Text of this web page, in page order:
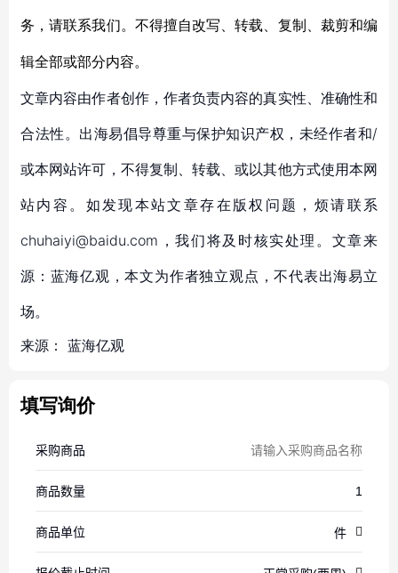
务，请联系我们。不得擅自改写、转载、复制、裁剪和编
辑全部或部分内容。
文章内容由作者创作，作者负责内容的真实性、准确性和
合法性。出海易倡导尊重与保护知识产权，未经作者和/
或本网站许可，不得复制、转载、或以其他方式使用本网
站内容。如发现本站文章存在版权问题，烦请联系
chuhaiyi@baidu.com，我们将及时核实处理。文章来
源：蓝海亿观，本文为作者独立观点，不代表出海易立
场。
来源： 蓝海亿观
填写询价